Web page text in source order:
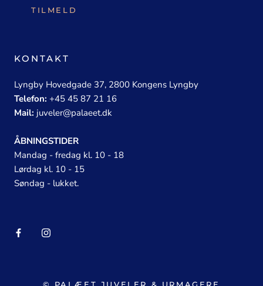
TILMELD
KONTAKT
Lyngby Hovedgade 37, 2800 Kongens Lyngby
Telefon: +45 45 87 21 16
Mail: juveler@palaeet.dk
ÅBNINGSTIDER
Mandag - fredag kl. 10 - 18
Lørdag kl. 10 - 15
Søndag - lukket.